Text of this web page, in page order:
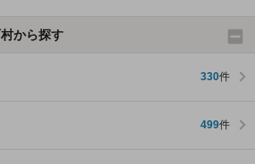
から探す
330件
499件